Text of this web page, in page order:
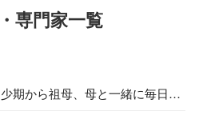
専門家一覧
期から祖母、母と一緒に毎日の